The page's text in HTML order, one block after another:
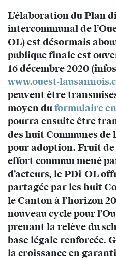
L’élaboration du Plan
intercommunal de
OL) est désormais
publique finale est
16 décembre 2020
www.ouest-
peuvent être
moyen duformulaire
pourra ensuite être
des huit Communes de
pour adoption. Fruit
effort commun mené
d’acteurs, le PDi-OL
partagée par les huit
le Canton à l’horizon
nouveau cycle pour
prenant la relève du
base légale renforcée.
la croissance en